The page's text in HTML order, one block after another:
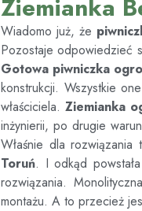
Ziemianka
Wiadomo już, że
Pozostaje odpowiedzieć
Gotowa piwniczka
konstrukcji. Wszystkie
właściciela. Ziemianka
inżynierii, po drugie
Właśnie dla rozwiązania
Toruń. I odkąd
rozwiązania.
montażu. A to przecież